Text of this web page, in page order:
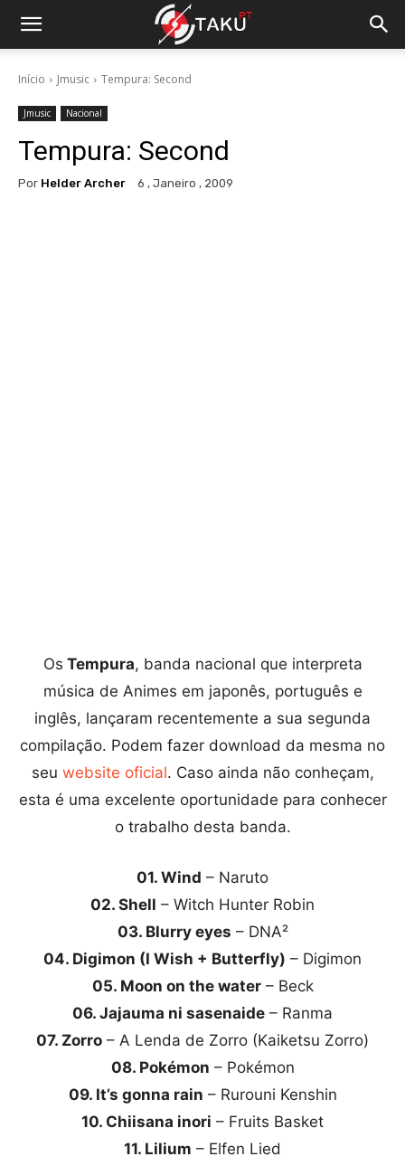
Início Jmusic Tempura: Second
Jmusic Nacional
Tempura: Second
Por Helder Archer 6 , Janeiro , 2009
Os Tempura, banda nacional que interpreta
música de Animes em japonês, português e
inglês, lançaram recentemente a sua segunda
compilação. Podem fazer download da mesma no
seu website oficial. Caso ainda não conheçam,
esta é uma excelente oportunidade para conhecer
o trabalho desta banda.
01. Wind – Naruto
02. Shell – Witch Hunter Robin
03. Blurry eyes – DNA²
04. Digimon (I Wish + Butterfly) – Digimon
05. Moon on the water– Beck
06. Jajauma ni sasenaide – Ranma
07. Zorro – A Lenda de Zorro (Kaiketsu Zorro)
08. Pokémon – Pokémon
09. It’s gonna rain – Rurouni Kenshin
10. Chiisana inori – Fruits Basket
11. Lilium – Elfen Lied